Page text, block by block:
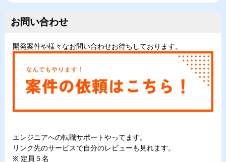
お問い合わせ
開発案件や様々なお問い合わせお待ちしております。
エンジニアへの転職サポートやってます。
リンク先のサービスで自分のレビューも見れます。
※ 定員５名